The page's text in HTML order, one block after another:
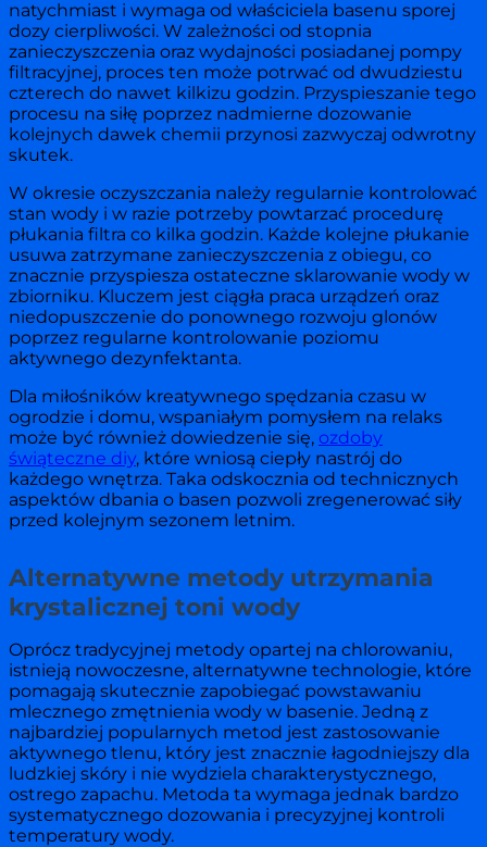
natychmiast i wymaga od właściciela basenu sporej
dozy cierpliwości. W zależności od stopnia
zanieczyszczenia oraz wydajności posiadanej pompy
filtracyjnej, proces ten może potrwać od dwudziestu
czterech do nawet kilkizu godzin. Przyspieszanie tego
procesu na siłę poprzez nadmierne dozowanie
kolejnych dawek chemii przynosi zazwyczaj odwrotny
skutek.
W okresie oczyszczania należy regularnie kontrolować
stan wody i w razie potrzeby powtarzać procedurę
płukania filtra co kilka godzin. Każde kolejne płukanie
usuwa zatrzymane zanieczyszczenia z obiegu, co
znacznie przyspiesza ostateczne sklarowanie wody w
zbiorniku. Kluczem jest ciągła praca urządzeń oraz
niedopuszczenie do ponownego rozwoju glonów
poprzez regularne kontrolowanie poziomu
aktywnego dezynfektanta.
Dla miłośników kreatywnego spędzania czasu w
ogrodzie i domu, wspaniałym pomysłem na relaks
może być również dowiedzenie się, ozdoby
świąteczne diy, które wniosą ciepły nastrój do
każdego wnętrza. Taka odskocznia od technicznych
aspektów dbania o basen pozwoli zregenerować siły
przed kolejnym sezonem letnim.
Alternatywne metody utrzymania
krystalicznej toni wody
Oprócz tradycyjnej metody opartej na chlorowaniu,
istnieją nowoczesne, alternatywne technologie, które
pomagają skutecznie zapobiegać powstawaniu
mlecznego zmętnienia wody w basenie. Jedną z
najbardziej popularnych metod jest zastosowanie
aktywnego tlenu, który jest znacznie łagodniejszy dla
ludzkiej skóry i nie wydziela charakterystycznego,
ostrego zapachu. Metoda ta wymaga jednak bardzo
systematycznego dozowania i precyzyjnej kontroli
temperatury wody.